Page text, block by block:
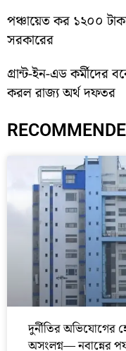
পঞ্চায়েত কর ১২০০
সরকারের
গ্রান্ট-ইন-এড কর্মীদের
করল রাজ্য অর্থ দফতর
দুর্নীতির অভিযোগের
অসংলগ্ন— নবান্নের